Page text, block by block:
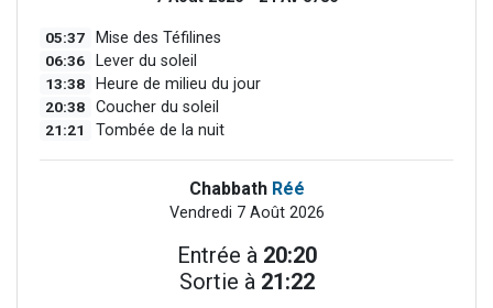
05:37 Mise des Téfilines
06:36 Lever du soleil
13:38 Heure de milieu du jour
20:38 Coucher du soleil
21:21 Tombée de la nuit
Chabbath Réé
Vendredi 7 Août 2026
Entrée à 20:20
Sortie à 21:22